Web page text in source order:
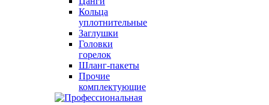
Кольца
уплотнительные
Заглушки
Головки
горелок
Шланг-пакеты
Прочие
комплектующие